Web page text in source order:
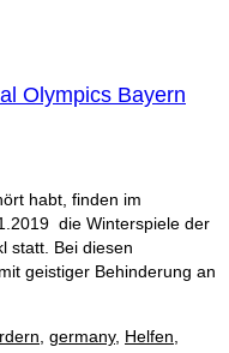
Olympics Bayern
habt, finden im
die Winterspiele der
statt. Bei diesen
geistiger Behinderung an
germany, Helfen